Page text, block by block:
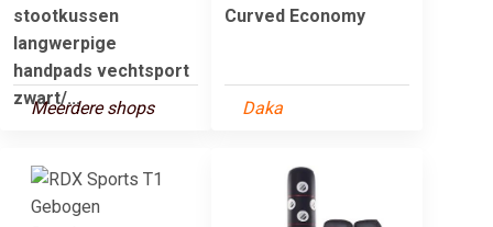
stootkussen
langwerpige
handpads vechtsport
zwart/...
Meerdere shops
Curved Economy
Daka